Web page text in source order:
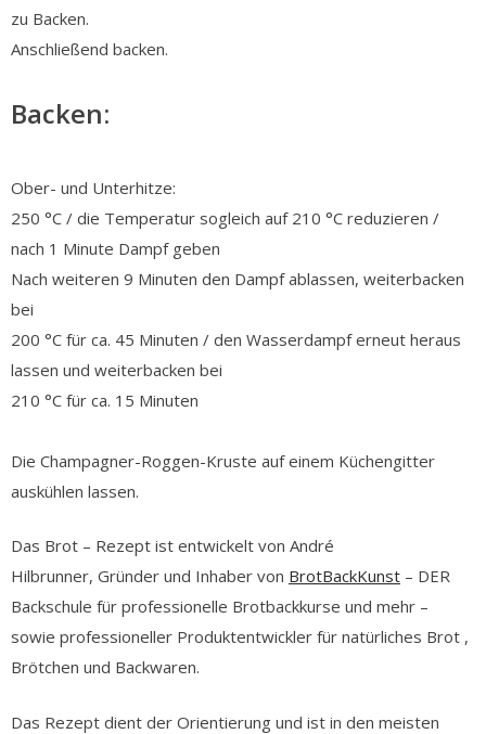
zu Backen.
Anschließend backen.
Backen:
Ober- und Unterhitze:
250 °C / die Temperatur sogleich auf 210 °C reduzieren /
nach 1 Minute Dampf geben
Nach weiteren 9 Minuten den Dampf ablassen, weiterbacken
bei
200 °C für ca. 45 Minuten / den Wasserdampf erneut heraus
lassen und weiterbacken bei
210 °C für ca. 15 Minuten
Die Champagner-Roggen-Kruste auf einem Küchengitter
auskühlen lassen.
Das Brot – Rezept ist entwickelt von André
Hilbrunner, Gründer und Inhaber von BrotBackKunst – DER
Backschule für professionelle Brotbackkurse und mehr –
sowie professioneller Produktentwickler für natürliches Brot ,
Brötchen und Backwaren.
Das Rezept dient der Orientierung und ist in den meisten